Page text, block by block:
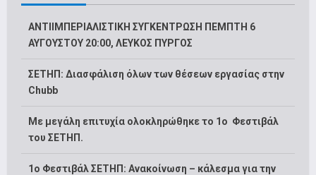
ΑΝΤΙΙΜΠΕΡΙΑΛΙΣΤΙΚΗ ΣΥΓΚΕΝΤΡΩΣΗ ΠΕΜΠΤΗ 6
ΑΥΓΟΥΣΤΟΥ 20:00, ΛΕΥΚΟΣ ΠΥΡΓΟΣ
ΣΕΤΗΠ: Διασφάλιση όλων των θέσεων εργασίας στην
Chubb
Με μεγάλη επιτυχία ολοκληρώθηκε το 1ο Φεστιβάλ
του ΣΕΤΗΠ.
1o Φεστιβάλ ΣΕΤΗΠ: Ανακοίνωση – κάλεσμα για την